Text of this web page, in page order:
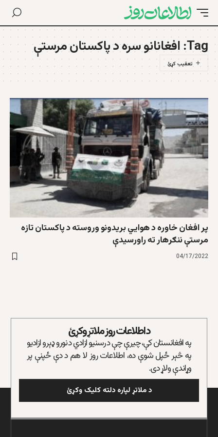
Tag: افغانانو سره د پاکستان مرستې
پر افغان خاوره د هوایي بریدونو وروسته د پاکستان تازه
مرستې ننګرهار ته راورسیدې
04/17/2022
د اطلاعات روز ملاتړ وکړئ
په افغانستان کې، چیرې چې د رسنیو ازادي د نورو ډېرو ازادیو
په څېر ځپل شوې ده، اطلاعات روز لا هم د دې ځپنې پر
وړاندې ولاړ دی.
د ملاتړ لپاره دلته کلیک وکړئ